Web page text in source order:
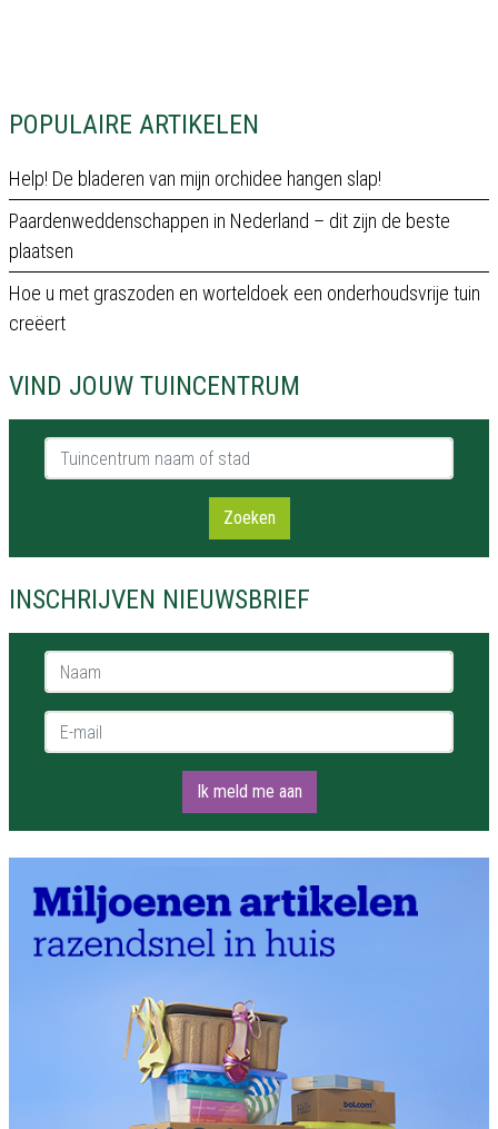
POPULAIRE ARTIKELEN
Help! De bladeren van mijn orchidee hangen slap!
Paardenweddenschappen in Nederland – dit zijn de beste
plaatsen
Hoe u met graszoden en worteldoek een onderhoudsvrije tuin
creëert
VIND JOUW TUINCENTRUM
Tuincentrum naam of stad
Zoeken
INSCHRIJVEN NIEUWSBRIEF
Naam *
E-mail *
Ik meld me aan